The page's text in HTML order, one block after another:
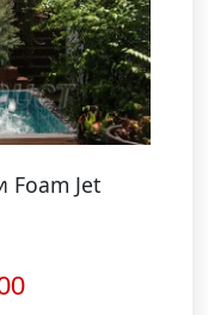
Foam Jet